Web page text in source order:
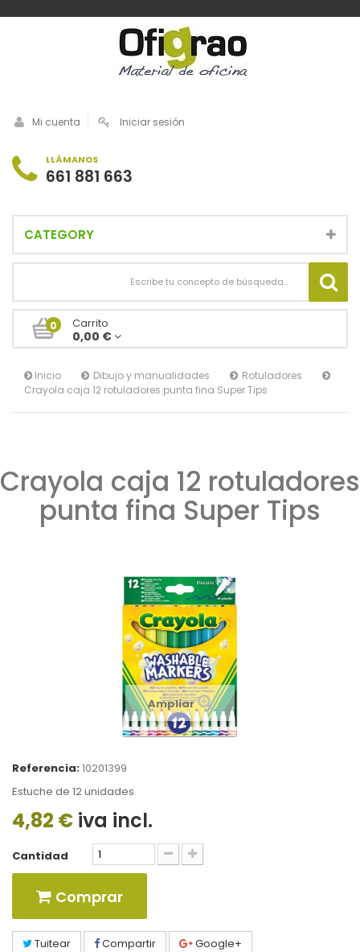
Mi cuenta Iniciar sesión
LLÁMANOS
661 881 663
CATEGORY
0 Carrito
0,00 €
Inicio Dibujo y manualidades
Rotuladores
Crayola caja 12 rotuladores punta fina Super Tips
Crayola caja 12 rotuladores
punta fina Super Tips
Ampliar
Referencia:10201399
Estuche de 12 unidades
4,82 € iva incl.
Cantidad
Comprar
Tuitear Compartir Google+